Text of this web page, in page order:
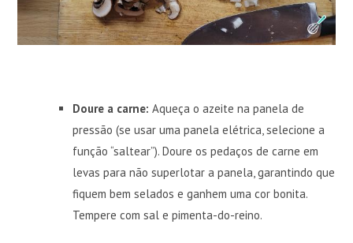
Doure a carne: Aqueça o azeite na panela de
pressão (se usar uma panela elétrica, selecione a
função “saltear”). Doure os pedaços de carne em
levas para não superlotar a panela, garantindo que
fiquem bem selados e ganhem uma cor bonita.
Tempere com sal e pimenta-do-reino.